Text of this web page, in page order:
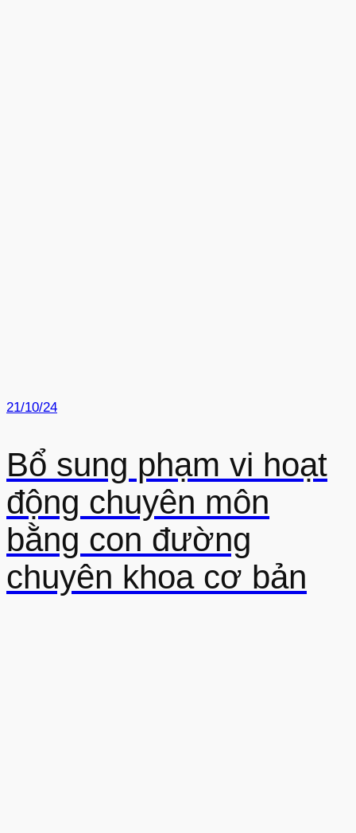
21/10/24
Bổ sung phạm vi hoạt
động chuyên môn
bằng con đường
chuyên khoa cơ bản